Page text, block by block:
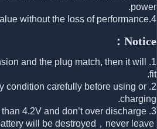
power.
4.Great value without the loss of performance.
Notice：
and the plug match, then it will
fit.
condition carefully before using or
charging.
than 4.2V and don’t over discharge
will be destroyed，never leave